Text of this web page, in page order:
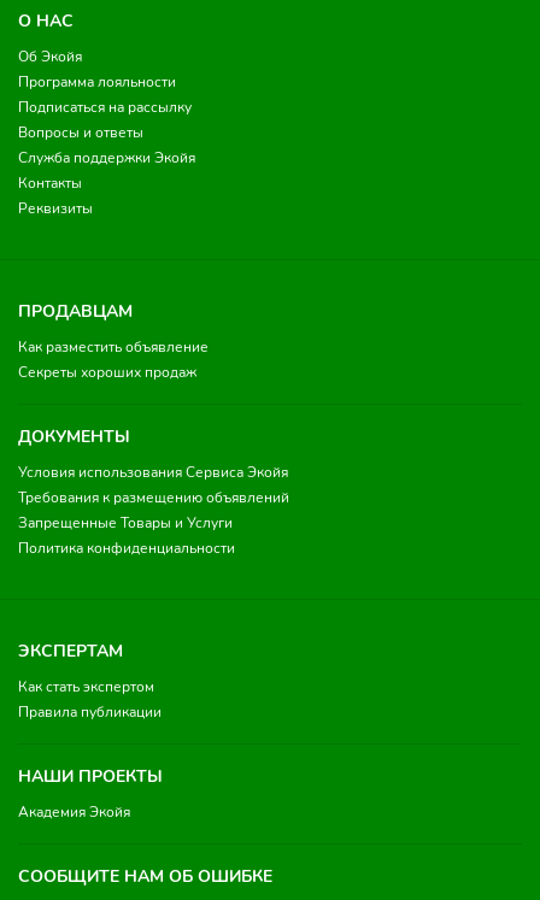
О НАС
Об Экойя
Программа лояльности
Подписаться на рассылку
Вопросы и ответы
Служба поддержки Экойя
Контакты
Реквизиты
ПРОДАВЦАМ
Как разместить объявление
Секреты хороших продаж
ДОКУМЕНТЫ
Условия использования Сервиса Экойя
Требования к размещению объявлений
Запрещенные Товары и Услуги
Политика конфиденциальности
ЭКСПЕРТАМ
Как стать экспертом
Правила публикации
НАШИ ПРОЕКТЫ
Академия Экойя
СООБЩИТЕ НАМ ОБ ОШИБКЕ